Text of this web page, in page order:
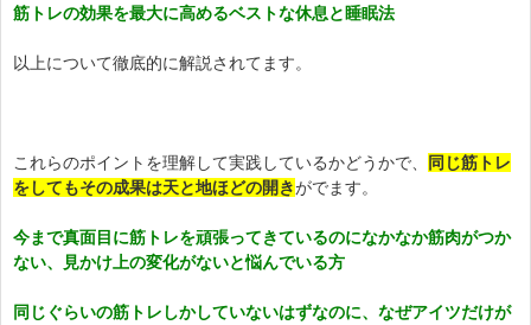
筋トレの効果を最大に高めるベストな休息と睡眠法
以上について徹底的に解説されてます。
これらのポイントを理解して実践しているかどうかで、
同じ筋トレ
をしてもその成果は天と地ほどの開きがでます。
今まで真面目に筋トレを頑張ってきているのになかなか筋肉がつか
ない、見かけ上の変化がないと悩んでいる方
同じぐらいの筋トレしかしていないはずなのに、なぜアイツだけが